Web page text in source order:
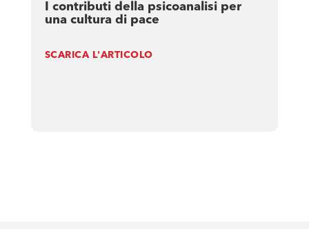
I contributi della psicoanalisi per
una cultura di pace
SCARICA L'ARTICOLO